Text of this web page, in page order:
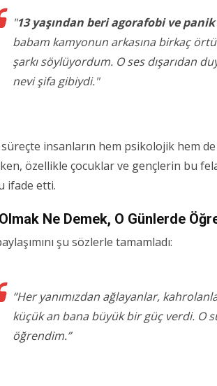
"13 yaşından beri agorafobi ve
babam kamyonun arkasına birkaç
şarkı söylüyordum. O ses dışarıdan
nevi şifa gibiydi."
insanların hem psikolojik hem de
özellikle çocuklar ve gençlerin bu
ifade etti.
Ne Demek, O Günlerde
şu sözlerle tamamladı:
“Her yanımızdan ağlayanlar,
küçük an bana büyük bir güç verdi. O
öğrendim.”